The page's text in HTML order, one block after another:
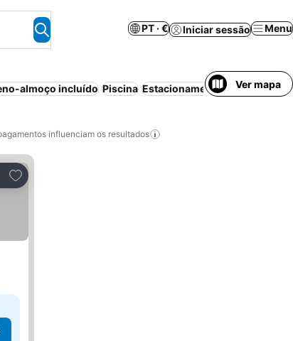
PT · € Iniciar sessão Menu
almoço incluído Piscina Estacionamento Ver mapa
influenciam os resultados
Adicionar aos favoritos